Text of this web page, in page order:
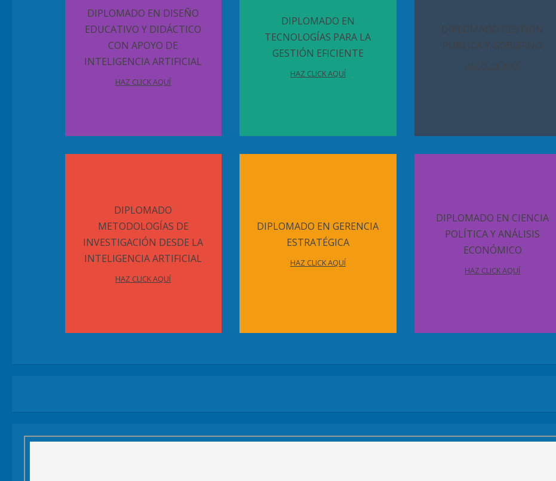
DIPLOMADO EN DISEÑO
EDUCATIVO Y DIDÁCTICO
CON APOYO DE
INTELIGENCIA ARTIFICIAL
HAZ CLICK AQUÍ
DIPLOMADO EN
TECNOLOGÍAS PARA LA
GESTIÓN EFICIENTE
HAZ CLICK AQUÍ
DIPLOMADO GESTIÓN
PÚBLICA Y GOBIERNO
HAZ CLICK AQUÍ
DIPLOMADO
METODOLOGÍAS DE
INVESTIGACIÓN DESDE LA
INTELIGENCIA ARTIFICIAL
HAZ CLICK AQUÍ
DIPLOMADO EN GERENCIA
ESTRATÉGICA
HAZ CLICK AQUÍ
DIPLOMADO EN CIENCIA
POLÍTICA Y ANÁLISIS
ECONÓMICO
HAZ CLICK AQUÍ